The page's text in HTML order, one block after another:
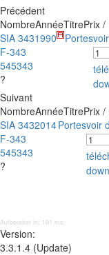
Précédent
NombreAnnéeTitrePrix /
SIA 343
F-343
545343
?
1990 Portes
Suivant
NombreAnnéeTitrePrix /
SIA 343
F-343
545343
?
2014Portesvoir
Aufbereitet in: 191 ms;
Version:
3.3.1.4 (Update)